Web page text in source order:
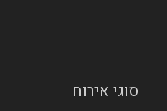
סוגי אירוח